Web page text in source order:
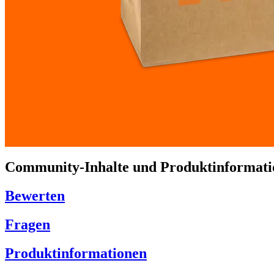
Community-Inhalte und
Bewerten
Fragen
Produktinformationen